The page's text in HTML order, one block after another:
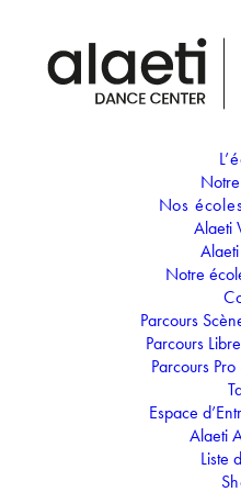
Nos
Alaeti
Notre
Parcours
Parcours
Parcours
Espace
Alaeti
Liste
Alexandra
Alexandra a étudié le
Conservatoire de Bruxelles
en Belgique et stages à
chorégraphe pour le théâtre
que pour des événements